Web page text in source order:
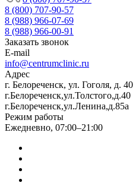
8 (800) 707-90-57
8 (988) 966-07-69
8 (988) 966-00-91
Заказать звонок
E-mail
info@centrumclinic.ru
Адрес
г. Белореченск, ул. Гоголя, д. 40
г.Белореченск,ул.Толстого,д.40
г.Белореченск,ул.Ленина,д.85а
Режим работы
Ежедневно, 07:00–21:00